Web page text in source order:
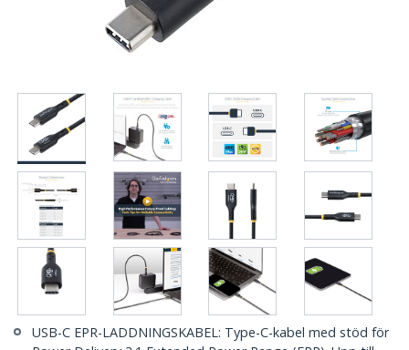
USB-C EPR-LADDNINGSKABEL: Type-C-kabel med stöd för